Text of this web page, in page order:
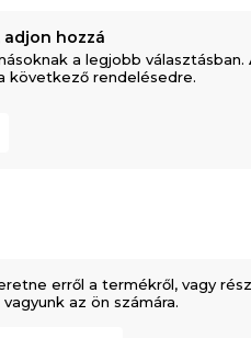
adjon hozzá
a legjobb választásban.
következő rendelésedre.
erről a termékről, vagy
az ön számára.